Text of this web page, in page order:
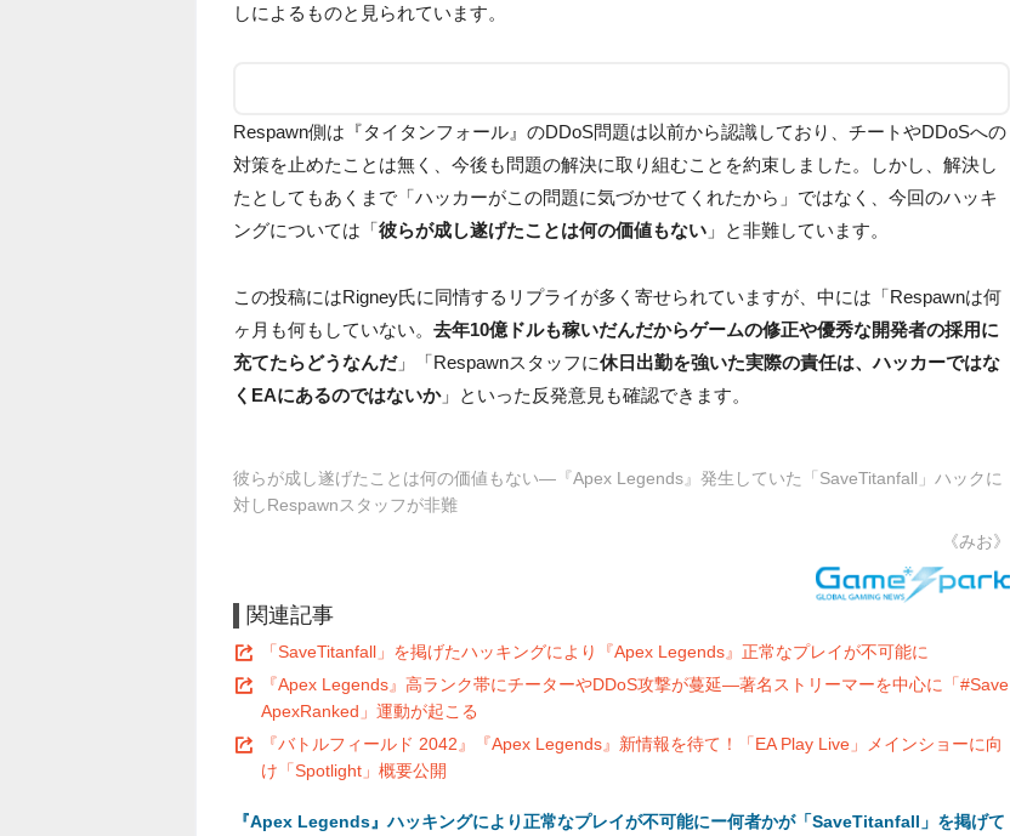
しによるものと見られています。
Respawn側は『タイタンフォール』のDDoS問題は以前から認識しており、チートやDDoSへの
対策を止めたことは無く、今後も問題の解決に取り組むことを約束しました。しかし、解決し
たとしてもあくまで「ハッカーがこの問題に気づかせてくれたから」ではなく、今回のハッキ
ングについては「彼らが成し遂げたことは何の価値もない 」と非難しています。
この投稿にはRigney氏に同情するリプライが多く寄せられていますが、中には「Respawnは何
ヶ月も何もしていない。 去年10億ドルも稼いだんだからゲームの修正や優秀な開発者の採用に
充てたらどうなんだ」「Respawnスタッフに休日出勤を強いた実際の責任は、ハッカーではな
くEAにあるのではないか」といった反発意見も確認できます。
彼らが成し遂げたことは何の価値もない―『Apex Legends』発生していた「SaveTitanfall」ハックに
対しRespawnスタッフが非難
《みお》
関連記事
「SaveTitanfall」を掲げたハッキングにより『Apex Legends』正常なプレイが不可能に
『Apex Legends』高ランク帯にチーターやDDoS攻撃が蔓延―著名ストリーマーを中心に「#Save
ApexRanked」運動が起こる
『バトルフィールド 2042』『Apex Legends』新情報を待て！「EA Play Live」メインショーに向
け「Spotlight」概要公開
『Apex Legends』ハッキングにより正常なプレイが不可能にー何者かが「SaveTitanfall」を掲げて